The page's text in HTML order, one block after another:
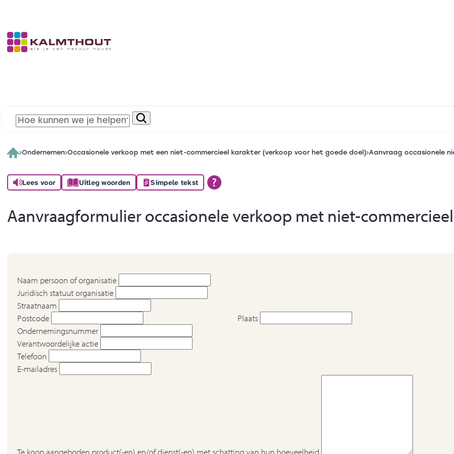
Ondernemen Occasionele verkoop met een niet-commercieel karakter (verkoop voor het goede doel) Aanvraag occasionele
Lees voor Uitleg woorden Simpele tekst
Aanvraagformulier occasionele verkoop met niet-
Naam persoon of organisatie
Juridisch statuut organisatie
Straatnaam
Postcode
Plaats
Ondernemingsnummer
Verantwoordelijke actie
Telefoon
E-mailadres
Te koop aangeboden product(-en) en/of dienst(-en) met schatting van hun hoeveelheid